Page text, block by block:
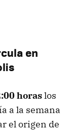
en
horaslos
a la semana
el origen de